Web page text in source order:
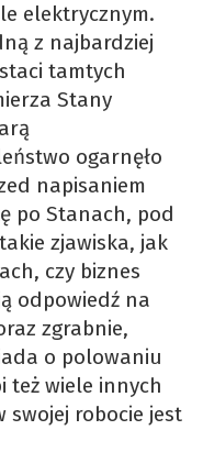
elektrycznym.
z najbardziej
tamtych
Stany
ogarnęło
napisaniem
po Stanach, pod
zjawiska, jak
czy biznes
odpowiedź na
zgrabnie,
o polowaniu
też wiele innych
swojej robocie jest